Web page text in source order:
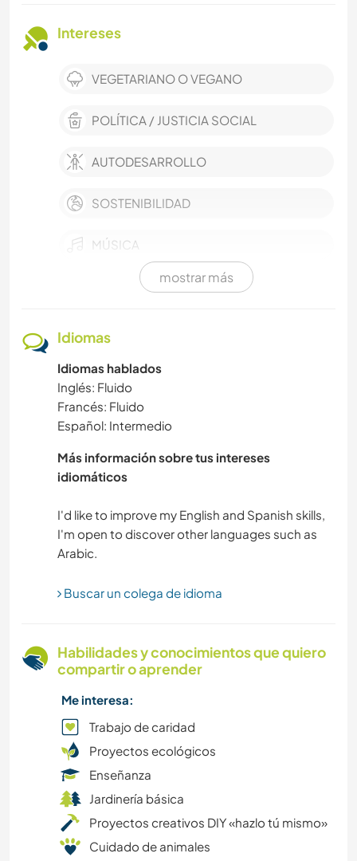
Intereses
VEGETARIANO O VEGANO
POLÍTICA / JUSTICIA SOCIAL
AUTODESARROLLO
SOSTENIBILIDAD
MÚSICA
IDIOMAS
ANIMALES
DEPORTES ACUÁTICOS
DEPORTES DE INVIERNO
DEPORTES DE AVENTURA
NATURALEZA
MONTAÑA
CICLISMO
ACTIVIDADES AL AIRE LIBRE
mostrar más
Idiomas
Idiomas hablados
Inglés: Fluido
Francés: Fluido
Español: Intermedio
Más información sobre tus intereses
idiomáticos
I'd like to improve my English and Spanish skills,
I'm open to discover other languages such as
Buscar un colega de idioma
Habilidades y conocimientos que quiero
compartir o aprender
Me interesa:
Trabajo de caridad
Proyectos ecológicos
Enseñanza
Jardinería básica
Proyectos creativos DIY «hazlo tú mismo»
Cuidado de animales